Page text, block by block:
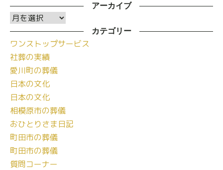
アーカイブ
ア
ー
カ
イ
ブ
カテゴリー
ワンストップサービス
社葬の実績
愛川町の葬儀
日本の文化
日本の文化
相模原市の葬儀
おひとりさま日記
町田市の葬儀
町田市の葬儀
質問コーナー